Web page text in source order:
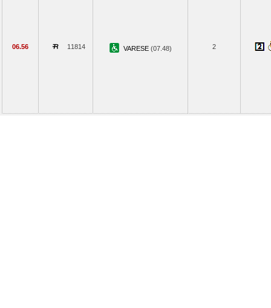
06.56 11814 VARESE (07.48) 2